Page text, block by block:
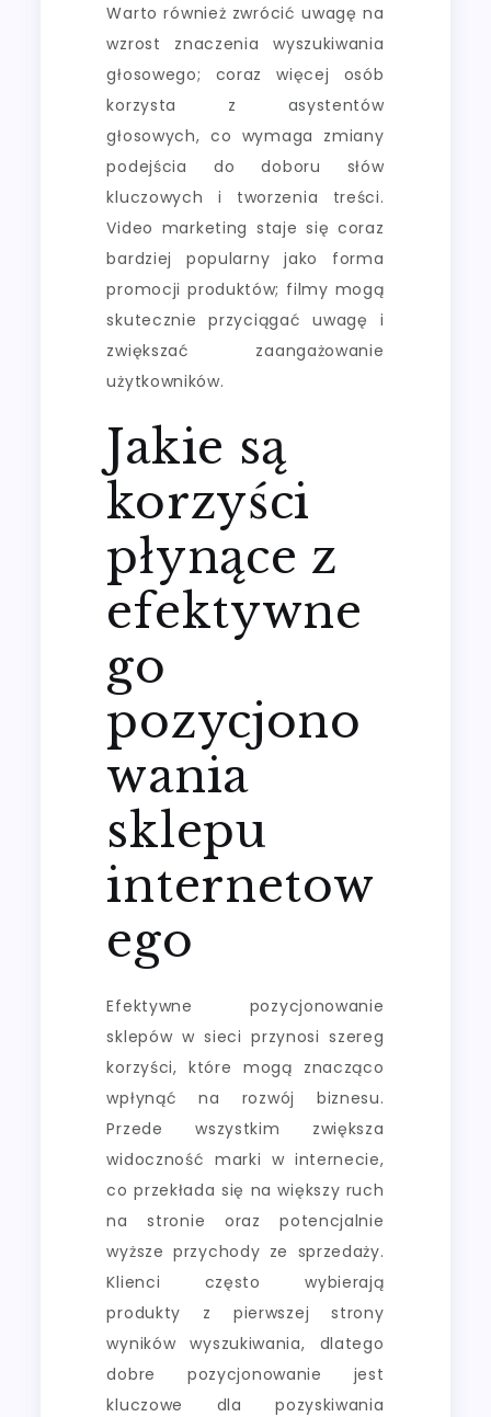
Warto również zwrócić uwagę na
wzrost znaczenia wyszukiwania
głosowego; coraz więcej osób
korzysta z asystentów
głosowych, co wymaga zmiany
podejścia do doboru słów
kluczowych i tworzenia treści.
Video marketing staje się coraz
bardziej popularny jako forma
promocji produktów; filmy mogą
skutecznie przyciągać uwagę i
zwiększać zaangażowanie
użytkowników.
Jakie są
korzyści
płynące z
efektywne
go
pozycjono
wania
sklepu
internetow
ego
Efektywne pozycjonowanie
sklepów w sieci przynosi szereg
korzyści, które mogą znacząco
wpłynąć na rozwój biznesu.
Przede wszystkim zwiększa
widoczność marki w internecie,
co przekłada się na większy ruch
na stronie oraz potencjalnie
wyższe przychody ze sprzedaży.
Klienci często wybierają
produkty z pierwszej strony
wyników wyszukiwania, dlatego
dobre pozycjonowanie jest
kluczowe dla pozyskiwania